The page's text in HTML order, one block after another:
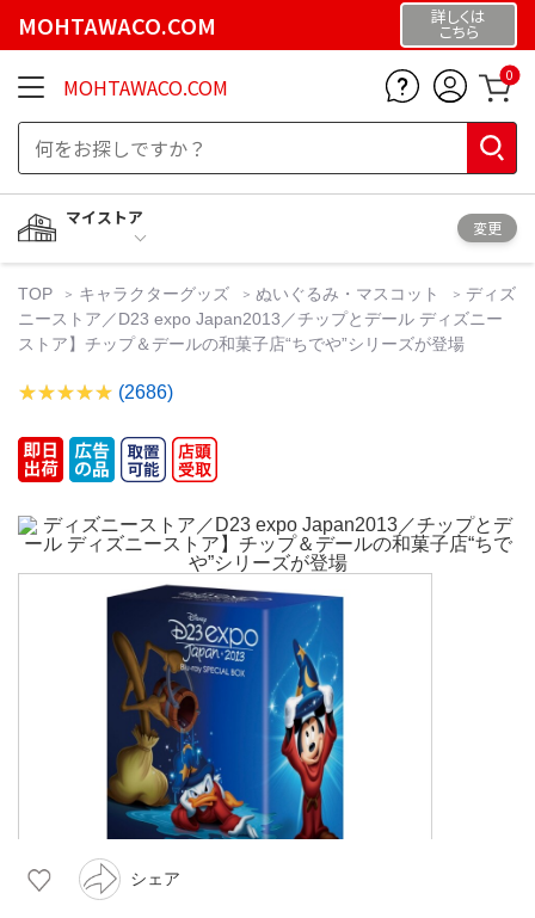
MOHTAWACO.COM 詳しくは
こちら
MOHTAWACO.COM 0
マイストア
変更
TOP キャラクターグッズ ぬいぐるみ・マスコット
ディズ
ニーストア／D23 expo Japan2013／チップとデール ディズニー
ストア】チップ＆デールの和菓子店“ちでや”シリーズが登場
(2686)
シェア